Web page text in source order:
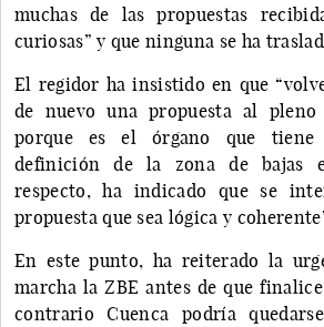
muchas de las propuestas
curiosas” y que ninguna se ha
El regidor ha insistido en que
de nuevo una propuesta al pleno
porque es el órgano que tiene
definición de la zona de bajas
respecto, ha indicado que se
propuesta que sea lógica y
En este punto, ha reiterado la
marcha la ZBE antes de que
contrario Cuenca podría